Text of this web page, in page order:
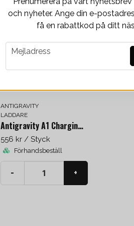
ANTIGRAVITY
LADDARE
Antigravity A1 Charging Hub
556 kr / Styck
Förhandsbeställ
- +
och nyheter. Ange din e-
få en rabattkod på ditt
email
Mejladress